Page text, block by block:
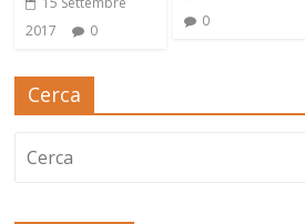
2017
0
0
Cerca